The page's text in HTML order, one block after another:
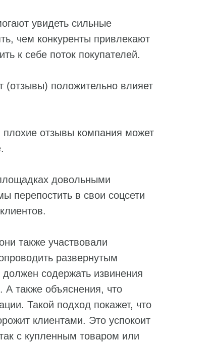
увидеть сильные
чем конкуренты привлекают
к себе поток покупателей.
(отзывы) положительно влияет
отзывы компания может
довольными
перепостить в свои соцсети
также участвовали
развернутым
должен содержать извинения
А также объяснения, что
Такой подход покажет, что
клиентами. Это успокоит
с купленным товаром или